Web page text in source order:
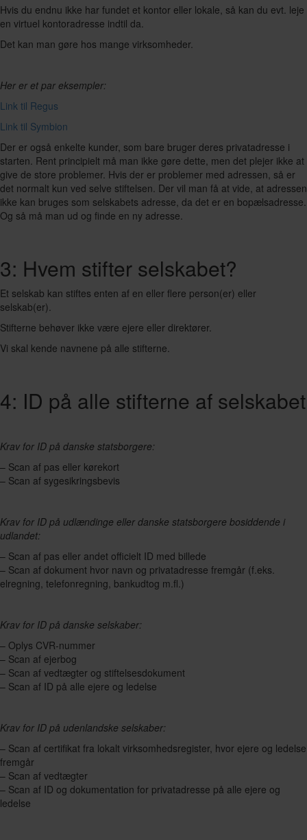
Hvis du endnu ikke har fundet et kontor eller lokale, så kan du evt. leje
en virtuel kontoradresse indtil da.
Det kan man gøre hos mange virksomheder.
Her er et par eksempler:
Link til Regus
Link til Symbion
Der er også enkelte kunder, som bare bruger deres privatadresse i
starten. Rent principielt må man ikke gøre dette, men det plejer ikke at
give de store problemer. Hvis der er problemer med adressen, så er
det normalt kun ved selve stiftelsen. Der vil man få at vide, at adressen
ikke kan bruges som selskabets adresse, da det er en bopælsadresse.
Og så må man ud og finde en ny adresse.
3: Hvem stifter selskabet?
Et selskab kan stiftes enten af en eller flere person(er) eller
selskab(er).
Stifterne behøver ikke være ejere eller direktører.
Vi skal kende navnene på alle stifterne.
4: ID på alle stifterne af selskabet
Krav for ID på danske statsborgere:
– Scan af pas eller kørekort
– Scan af sygesikringsbevis
Krav for ID på udlændinge eller danske statsborgere bosiddende i
udlandet:
– Scan af pas eller andet officielt ID med billede
– Scan af dokument hvor navn og privatadresse fremgår (f.eks.
elregning, telefonregning, bankudtog m.fl.)
Krav for ID på danske selskaber:
– Oplys CVR-nummer
– Scan af ejerbog
– Scan af vedtægter og stiftelsesdokument
– Scan af ID på alle ejere og ledelse
Krav for ID på udenlandske selskaber:
– Scan af certifikat fra lokalt virksomhedsregister, hvor ejere og ledelse
fremgår
– Scan af vedtægter
– Scan af ID og dokumentation for privatadresse på alle ejere og
ledelse